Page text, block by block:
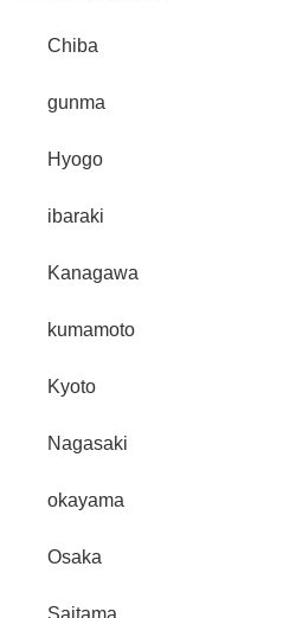
Chiba
gunma
Hyogo
ibaraki
Kanagawa
kumamoto
Kyoto
Nagasaki
okayama
Osaka
Saitama